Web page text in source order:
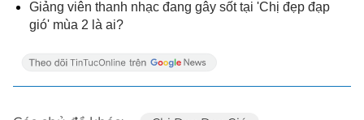
Giảng viên thanh nhạc đang gây sốt tại 'Chị đẹp đạp
gió' mùa 2 là ai?